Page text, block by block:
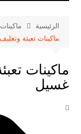
الرئيسية
ماكينات تعبئة
ماكينات
غسيل